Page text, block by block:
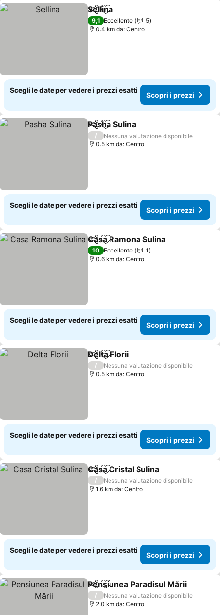
CondividiAggiungi ai preferiti
Sellina
9,1 Eccellente
5
0.4 km da: Centro
Scegli le date per vedere i prezzi esatti
Scopri i prezzi
CondividiAggiungi ai preferiti
Pasha Sulina
/
Nessuna valutazione disponibile
0.5 km da: Centro
Scegli le date per vedere i prezzi esatti
Scopri i prezzi
CondividiAggiungi ai preferiti
Casa Ramona Sulina
10 Eccellente
1
0.6 km da: Centro
Scegli le date per vedere i prezzi esatti
Scopri i prezzi
CondividiAggiungi ai preferiti
Delta Florii
/
Nessuna valutazione disponibile
0.5 km da: Centro
Scegli le date per vedere i prezzi esatti
Scopri i prezzi
CondividiAggiungi ai preferiti
Casa Cristal Sulina
/
Nessuna valutazione disponibile
1.6 km da: Centro
Scegli le date per vedere i prezzi esatti
Scopri i prezzi
CondividiAggiungi ai preferiti
Pensiunea Paradisul Mării
/
Nessuna valutazione disponibile
2.0 km da: Centro